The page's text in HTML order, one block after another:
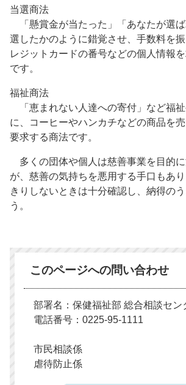
当選商法
「懸賞金が当たった」「あなたが選
選したかのように錯覚させ、手数料を
レジットカードの番号などの個人情報
です。
福祉商法
「恵まれない人達への寄付」など福祉
に、コーヒーやハンカチなどの商品を
要求する商法です。
多くの団体や個人は慈善事業を目的
が、慈善の気持ちを悪用する手口もあ
きりしないときは十分確認し、納得の
う。
このページへの問い合わせ
部署名：保健福祉部 総合相談セン
電話番号：0225-95-1111
市民相談係
虐待防止係